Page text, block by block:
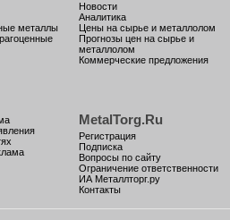
металлы
Новости
Аналитика
Цены на сырье и металлолом
Прогнозы цен на сырье и
металлолом
Коммерческие предложения
MetalTorg.Ru
Регистрация
Подписка
Вопросы по сайту
Ограничение ответственности
ИА Металлторг.ру
Контакты